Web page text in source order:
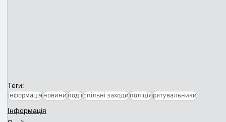
Теги:
інформаціяновиниподіїспільні заходиполіціярятувальники
Інформація